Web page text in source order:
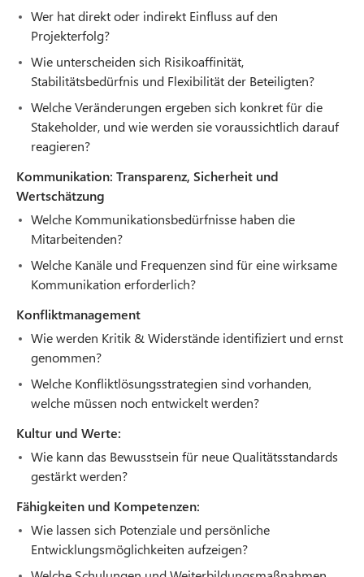
Wer hat direkt oder indirekt Einfluss auf den
Projekterfolg?
Wie unterscheiden sich Risikoaffinität,
Stabilitätsbedürfnis und Flexibilität der Beteiligten?
Welche Veränderungen ergeben sich konkret für die
Stakeholder, und wie werden sie voraussichtlich darauf
reagieren?
Kommunikation: Transparenz, Sicherheit und
Wertschätzung
Welche Kommunikationsbedürfnisse haben die
Mitarbeitenden?
Welche Kanäle und Frequenzen sind für eine wirksame
Kommunikation erforderlich?
Konfliktmanagement
Wie werden Kritik & Widerstände identifiziert und ernst
genommen?
Welche Konfliktlösungsstrategien sind vorhanden,
welche müssen noch entwickelt werden?
Kultur und Werte:
Wie kann das Bewusstsein für neue Qualitätsstandards
gestärkt werden?
Fähigkeiten und Kompetenzen:
Wie lassen sich Potenziale und persönliche
Entwicklungsmöglichkeiten aufzeigen?